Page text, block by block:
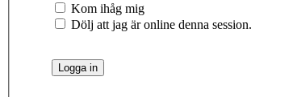
Kom ihåg mig
Dölj att jag är online denna session.